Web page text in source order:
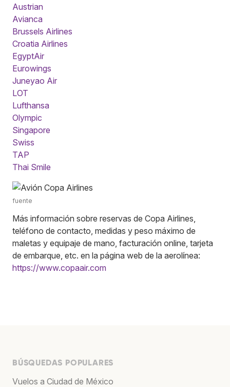
Austrian
Avianca
Brussels Airlines
Croatia Airlines
EgyptAir
Eurowings
Juneyao Air
LOT
Lufthansa
Olympic
Singapore
Swiss
TAP
Thai Smile
fuente
Más información sobre reservas de Copa Airlines,
teléfono de contacto, medidas y peso máximo de
maletas y equipaje de mano, facturación online, tarjeta
de embarque, etc. en la página web de la aerolínea:
https://www.copaair.com
BÚSQUEDAS POPULARES
Vuelos a Ciudad de México